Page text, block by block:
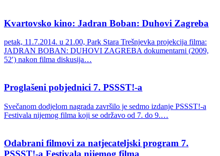
Kvartovsko kino: Jadran Boban: Duhovi Zagreba
petak, 11.7.2014. u 21.00, Park Stara Trešnjevka projekcija filma:
JADRAN BOBAN: DUHOVI ZAGREBA dokumentarni (2009,
52′) nakon filma diskusija…
Proglašeni pobjednici 7. PSSST!-a
Svečanom dodjelom nagrada završilo je sedmo izdanje PSSST!-a
Festivala nijemog filma koji se održavo od 7. do 9.…
Odabrani filmovi za natjecateljski program 7.
PSSST!-a Festivala nijemog filma